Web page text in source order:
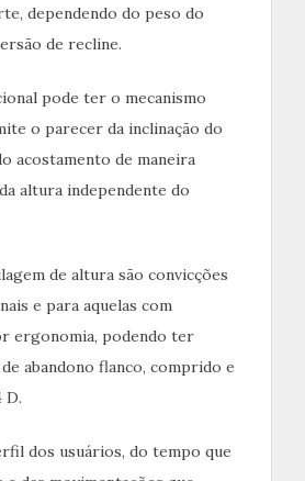
dependendo do peso do
de recline.
pode ter o mecanismo
o parecer da inclinação do
acostamento de maneira
altura independente do
de altura são convicções
e para aquelas com
ergonomia, podendo ter
abandono flanco, comprido e
D.
dos usuários, do tempo que